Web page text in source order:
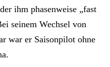
ihm phasenweise „fast
seinem Wechsel von
war er Saisonpilot ohne